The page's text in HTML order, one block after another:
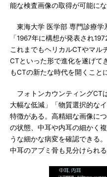
能な検査画像の取得が可能にな
東海大学 医学部 専門診療学
「1967年に構想が発表され
これまでもヘリカルCTやマル
CTといった形で進化を遂げて
もCTの新たな時代を開くこと
フォトンカウンティングCT
大幅な低減」「物質選択的な
特徴がある。高精細な画像に
の状態、中耳や内耳の細かく
うな細かな病変を確認できる
中耳のアブミ骨も見分けられ